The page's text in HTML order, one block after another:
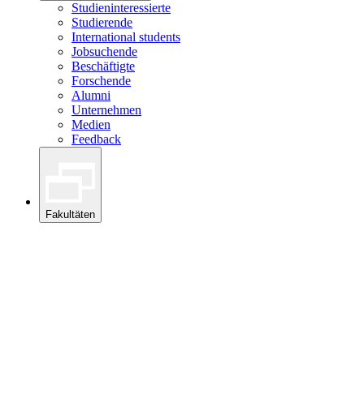
Studieninteressierte
Studierende
International students
Jobsuchende
Beschäftigte
Forschende
Alumni
Unternehmen
Medien
Feedback
Fakultäten